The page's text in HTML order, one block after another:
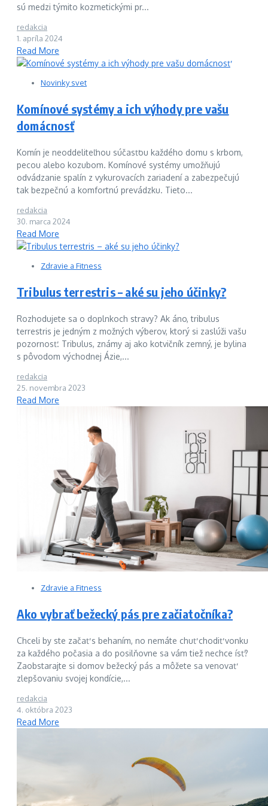
sú medzi týmito kozmetickými pr...
redakcia
1. apríla 2024
Read More
Novinky svet
Komínové systémy a ich výhody pre vašu
domácnosť
Komín je neoddeliteľnou súčasťou každého domu s krbom,
pecou alebo kozubom. Komínové systémy umožňujú
odvádzanie spalín z vykurovacích zariadení a zabezpečujú
tak bezpečnú a komfortnú prevádzku. Tieto...
redakcia
30. marca 2024
Read More
Zdravie a Fitness
Tribulus terrestris – aké su jeho účinky?
Rozhodujete sa o doplnkoch stravy? Ak áno, tribulus
terrestris je jedným z možných výberov, ktorý si zaslúži vašu
pozornosť. Tribulus, známy aj ako kotvičník zemný, je bylina
s pôvodom východnej Ázie,...
redakcia
25. novembra 2023
Read More
Zdravie a Fitness
Ako vybrať bežecký pás pre začiatočníka?
Chceli by ste začať s behaním, no nemáte chuť chodiť vonku
za každého počasia a do posilňovne sa vám tiež nechce ísť?
Zaobstarajte si domov bežecký pás a môžete sa venovať
zlepšovaniu svojej kondície,...
redakcia
4. októbra 2023
Read More